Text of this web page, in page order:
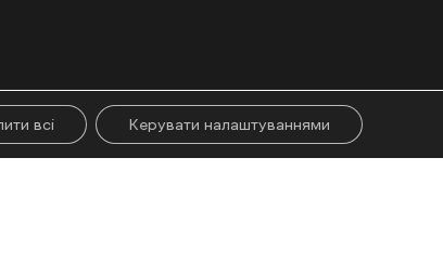
Використання контенту цифрових платформ дозволено за
всі Керувати налаштуваннями